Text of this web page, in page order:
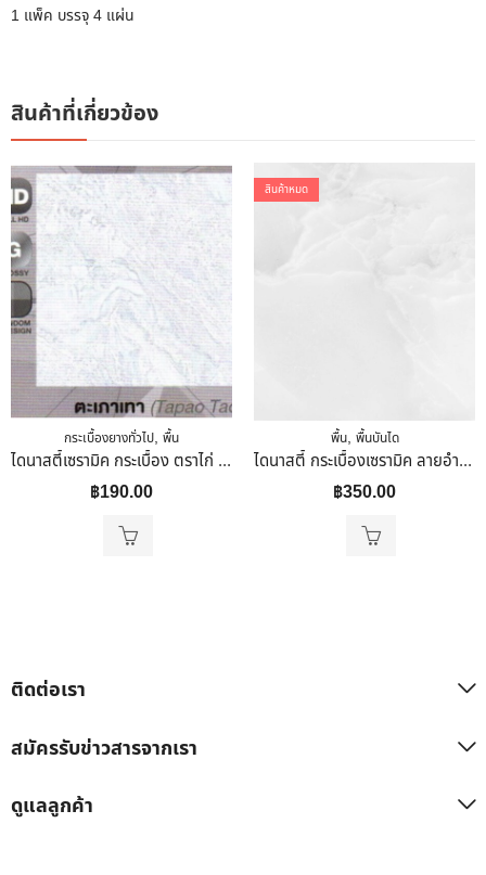
1 แพ็ค บรรจุ 4 แผ่น
สินค้าที่เกี่ยวข้อง
กระเบื้องยางทั่วไป, พื้น
ไดนาสตี้เซรามิค กระเบื้อง ตราไก่ ขนาด 30×30 ลายตะเภาเทา
฿190.00
สินค้าหมด
พื้น, พื้นบันได
ไดนาสตี้ กระเบื้องเซรามิค ลายอำพัน (หน้ามัน)40 X 40
฿350.00
ติดต่อเรา
สมัครรับข่าวสารจากเรา
ดูแลลูกค้า